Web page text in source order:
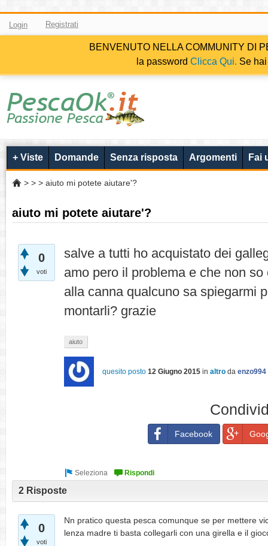
Login Registrati
BENVENUTO NELLA COMMUNITY DI
la password Clicca Qui. Se
+ Viste Domande Senza risposta Argomenti Fai
> > > aiuto mi potete aiutare'?
aiuto mi potete aiutare'?
0
voti
salve a tutti ho acquistato dei
amo pero il problema e che non
alla canna qualcuno sa spiegarmi
montarli? grazie
aiuto
quesito posto 12 Giugno 2015 in altro da enzo994
Facebook
2 Risposte
0
voti
Nn pratico questa pesca comunque se per mettere
lenza madre ti basta collegarli con una girella e il